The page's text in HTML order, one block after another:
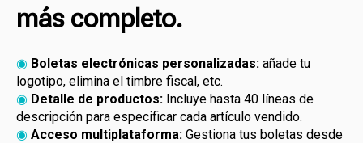
más completo.
◉ Boletas electrónicas personalizadas: añade tu
logotipo, elimina el timbre fiscal, etc.
◉ Detalle de productos: Incluye hasta 40 líneas de
descripción para especificar cada artículo vendido.
◉ Acceso multiplataforma: Gestiona tus boletas desde